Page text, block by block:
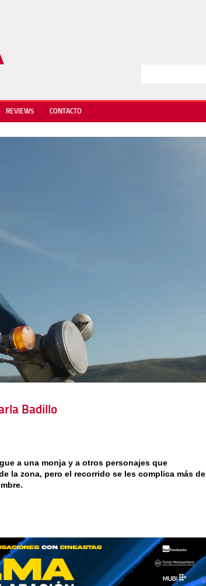
REVIEWS CONTACTO
Badillo
a una monja y a otros personajes que
la zona, pero el recorrido se les complica más de